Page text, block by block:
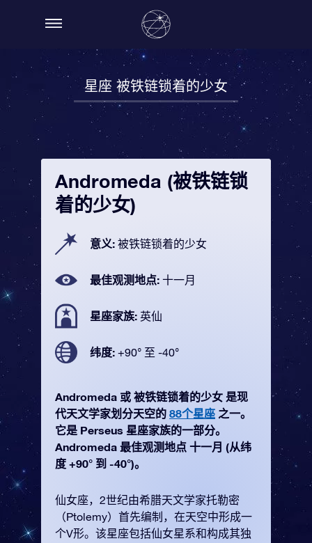
星座 被铁链锁着的少女
Andromeda (被铁链锁
着的少女)
意义: 被铁链锁着的少女
最佳观测地点: 十一月
星座家族: 英仙
纬度: +90° 至 -40°
Andromeda 或 被铁链锁着的少女 是现
代天文学家划分天空的 88个星座 之一。
它是 Perseus 星座家族的一部分。
Andromeda 最佳观测地点 十一月 (从纬
度 +90° 到 -40°)。
仙女座，2世纪由希腊天文学家托勒密
（Ptolemy）首先编制，在天空中形成一
个V形。该星座包括仙女星系和构成其独